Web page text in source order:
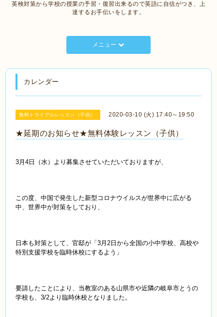
英検対策から学校の授業の予習・復習出来るので英語に自信がつき、上
達するお手伝いをします。
メニュー
カレンダー
無料トライアルレッスン（子供） 2020-03-10 (火) 17:40～19:50
★延期のお知らせ★無料体験レッスン（子供）
3月4日（水）より募集させていただいておりますが、
この度、中国で発生した新型コロナウイルスが世界中に広がる
中、世界中が対策をしており、
日本も対策として、官邸が「3月2日から全国の小中学校、高校や
特別支援学校を臨時休校にするよう」
要請したことにより、当教室のある山県市や近隣の岐阜市とうの
学校も、3/2より臨時休校となりました。